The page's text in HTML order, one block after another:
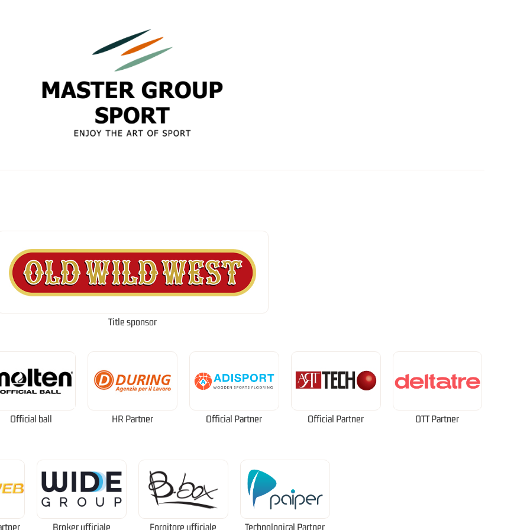
Title sponsor
Official ball HR Partner Official Partner Official Partner OTT Partner
Broker ufficiale Fornitore ufficiale Technological Partner